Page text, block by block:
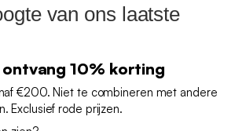
van ons laatste
ontvang 10% korting
€200. Niet te combineren met andere
Exclusief rode prijzen.